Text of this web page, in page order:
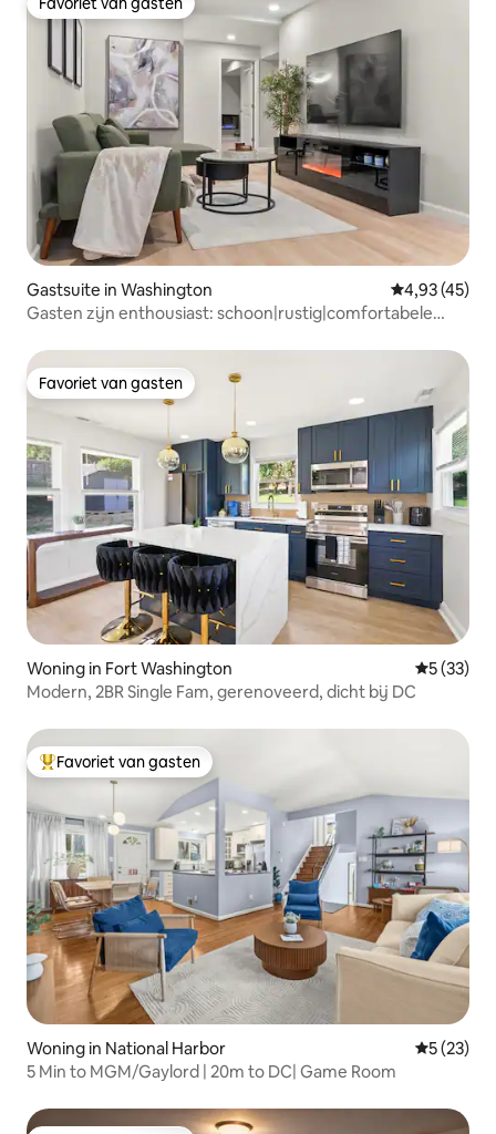
Favoriet van gasten
Gastsuite in Washington Gemiddelde
4,93 (45)
Gasten zijn enthousiast: schoon|rustig|comfortabele
Favoriet van gasten
Favoriet van gasten
Woning in Fort Washington
5 (33)
Modern, 2BR Single Fam, gerenoveerd, dicht bij DC
Topfavoriet van gasten
Favoriet van gasten
Woning in National Harbor
5 (23)
5 Min to MGM/Gaylord | 20m to DC| Game Room